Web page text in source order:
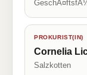
PROKURIST(IN)
Cornelia
Salzkotten